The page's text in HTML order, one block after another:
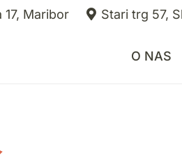
Maribor Stari trg 57,
O NAS